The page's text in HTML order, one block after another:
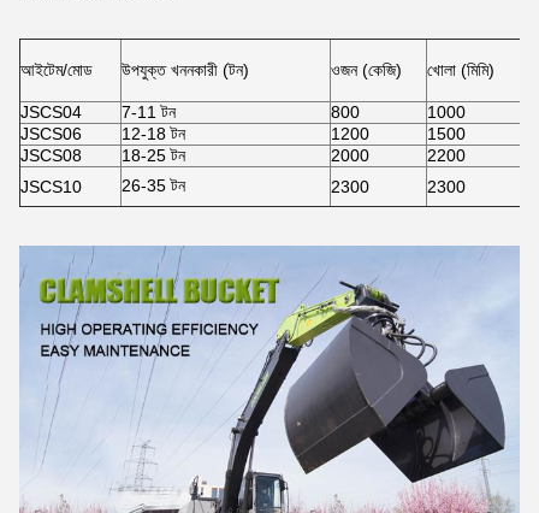
আইটেম/মোড উপযুক্ত খননকারী (টন) ওজন (কেজি) খোলা (মিমি)
JSCS04 7-11 টন 800
1000
JSCS06
12-18 টন 1200
1500
JSCS08
18-25 টন 2000
2200
JSCS10
26-35 টন 2300 2300